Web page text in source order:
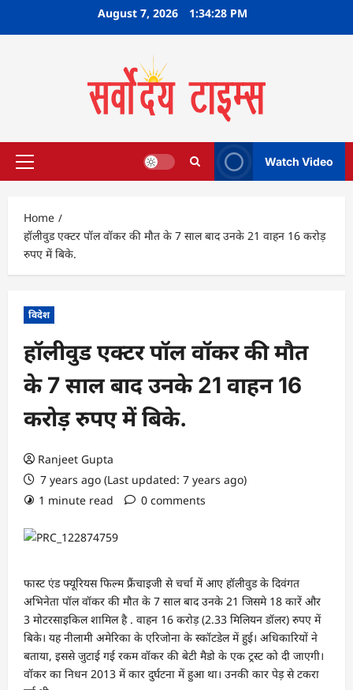
August 7, 2026 1:34:28 PM
Primary
Watch Video
Home
हॉलीवुड एक्टर पॉल वॉकर की मौत के 7 साल बाद उनके 21 वाहन 16 करोड़
रुपए में बिके.
विदेश
हॉलीवुड एक्टर पॉल वॉकर की मौत
के 7 साल बाद उनके 21 वाहन 16
करोड़ रुपए में बिके.
Ranjeet Gupta
7 years ago (Last updated: 7 years ago)
1 minute read
0 comments
फास्ट एंड फ्यूरियस फिल्म फ्रैंचाइजी से चर्चा में आए हॉलीवुड के दिवंगत
अभिनेता पॉल वॉकर की मौत के 7 साल बाद उनके 21 जिसमे 18 कारें और
3 मोटरसाइकिल शामिल है . वाहन 16 करोड़ (2.33 मिलियन डॉलर) रुपए में
बिके। यह नीलामी अमेरिका के एरिजोना के स्कॉटडेल में हुई। अधिकारियों ने
बताया, इससे जुटाई गई रकम वॉकर की बेटी मैडो के एक ट्रस्ट को दी जाएगी।
वॉकर का निधन 2013 में कार दुर्घटना में हुआ था। उनकी कार पेड़ से टकरा